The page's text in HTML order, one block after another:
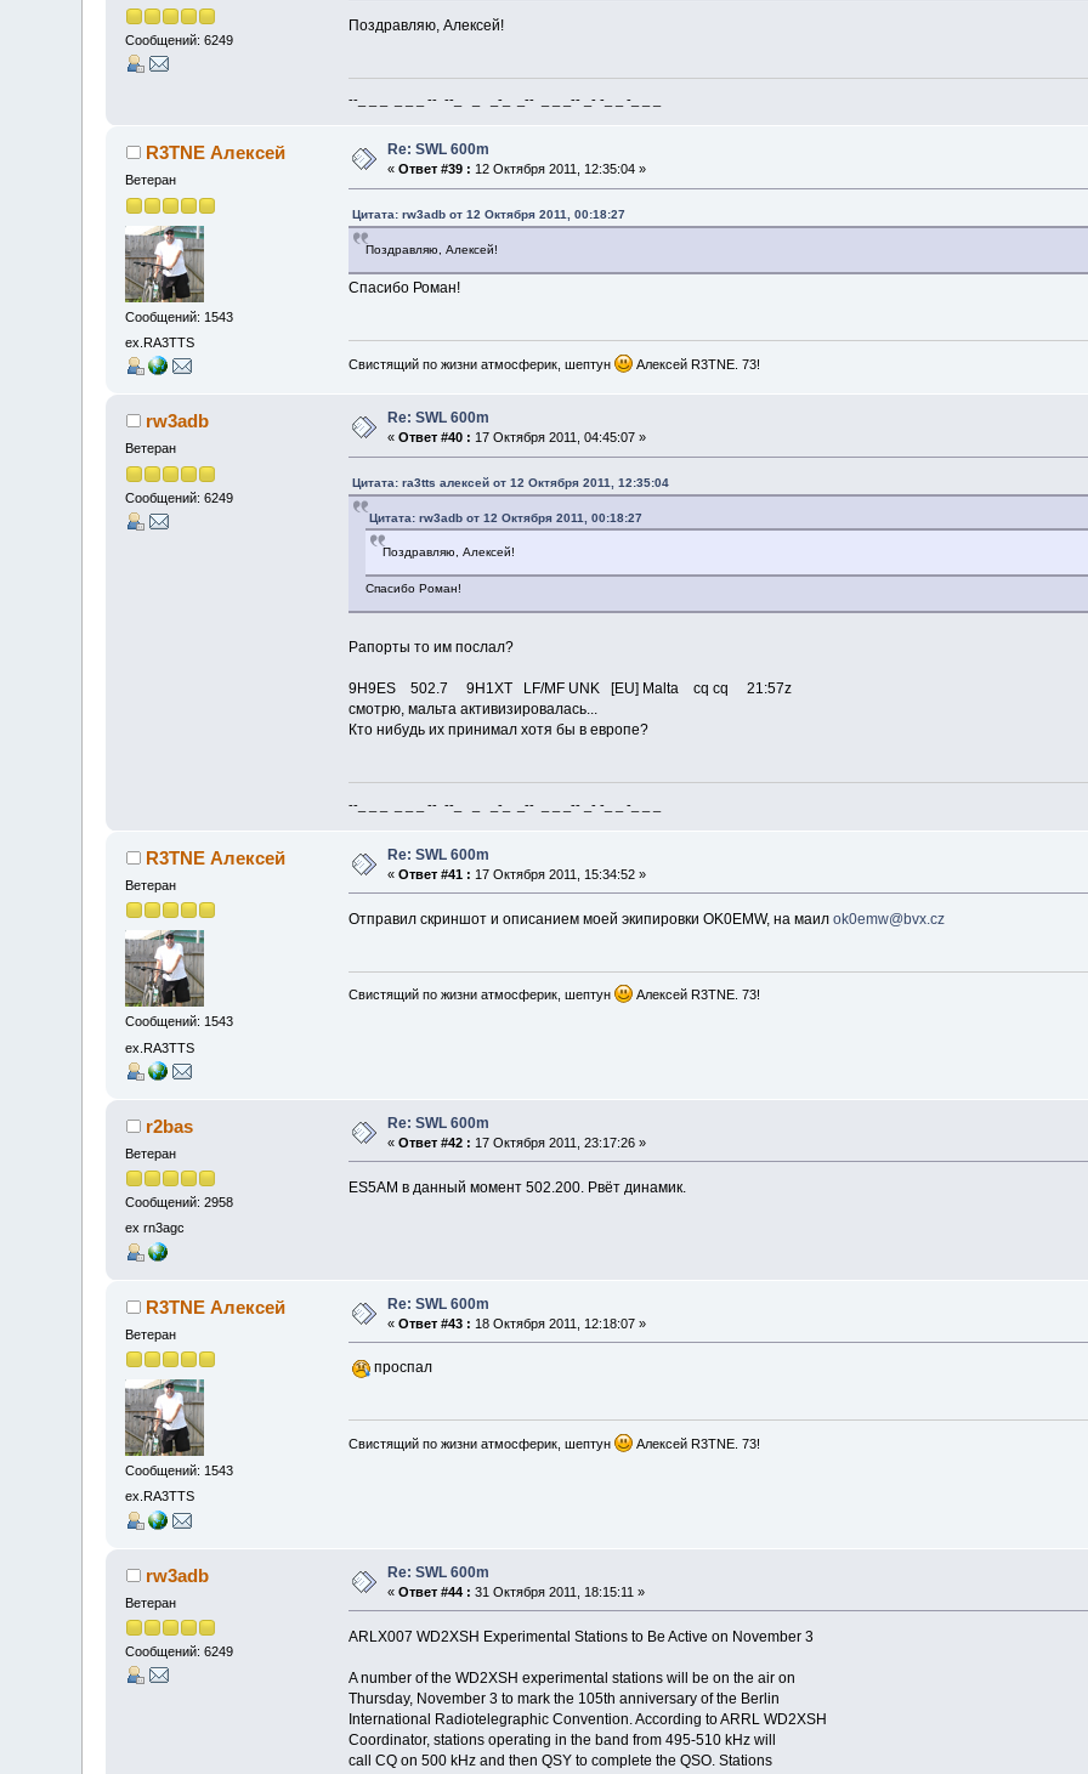
Сообщений: 6249
Поздравляю, Алексей!
--_ _ _ _ _ _ -- --_ _ _-_ _-- _ _ _-- _- -_ _ -_ _ _
R3TNE Алексей
Ветеран
Сообщений: 1543
ex.RA3TTS
Re: SWL 600m
«Ответ #39 : 12 Октября 2011, 12:35:04 »
Цитата: rw3adb от 12 Октября 2011, 00:18:27
Поздравляю, Алексей!
Спасибо Роман!
Свистящий по жизни атмосферик, шептун Алексей R3TNE. 73!
rw3adb
Ветеран
Сообщений: 6249
Re: SWL 600m
«Ответ #40 : 17 Октября 2011, 04:45:07 »
Цитата: ra3tts алексей от 12 Октября 2011, 12:35:04
Цитата: rw3adb от 12 Октября 2011, 00:18:27
Поздравляю, Алексей!
Спасибо Роман!
Рапорты то им послал?
9H9ES 502.7 9H1XT LF/MF UNK [EU] Malta cq cq 21:57z
смотрю, мальта активизировалась...
Кто нибудь их принимал хотя бы в европе?
--_ _ _ _ _ _ -- --_ _ _-_ _-- _ _ _-- _- -_ _ -_ _ _
R3TNE Алексей
Ветеран
Сообщений: 1543
ex.RA3TTS
Re: SWL 600m
«Ответ #41 : 17 Октября 2011, 15:34:52 »
Отправил скриншот и описанием моей экипировки OK0EMW, на маил ok0emw@bvx.cz
Свистящий по жизни атмосферик, шептун Алексей R3TNE. 73!
r2bas
Ветеран
Сообщений: 2958
ex rn3agc
Re: SWL 600m
«Ответ #42 : 17 Октября 2011, 23:17:26 »
ES5AM в данный момент 502.200. Рвёт динамик.
R3TNE Алексей
Ветеран
Сообщений: 1543
ex.RA3TTS
Re: SWL 600m
«Ответ #43 : 18 Октября 2011, 12:18:07 »
проспал
Свистящий по жизни атмосферик, шептун Алексей R3TNE. 73!
rw3adb
Ветеран
Сообщений: 6249
Re: SWL 600m
«Ответ #44 : 31 Октября 2011, 18:15:11 »
ARLX007 WD2XSH Experimental Stations to Be Active on November 3
A number of the WD2XSH experimental stations will be on the air on
Thursday, November 3 to mark the 105th anniversary of the Berlin
International Radiotelegraphic Convention. According to ARRL WD2XSH
Coordinator, stations operating in the band from 495-510 kHz will
call CQ on 500 kHz and then QSY to complete the QSO. Stations